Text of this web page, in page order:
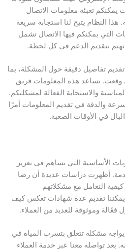
تعبئة معلومات الاتصال
النظام يتيح لنا استجابة سريعة
التي يمكنكم فيها الاتصال تشمل
بتقديم الدعم في كل لحظة.
تفاصيل دقيقة حول المشكلة، بما
وقعت. تساعد هذه المعلومات فريق
والاستجابة الفعالة لمشكلتكم.
والدقة في تقديم المعلومات أمرًا
في الأوقات الصعبة.
الأساسية التي تساهم في تعزيز
أظهرت دراسات عديدة أن رضا
التعامل مع مشكلاتهم
يمكننا تقديم عدة شهادات تعكس كيف
وموثوقة للعديد من العملاء.
يواجه مشكلة تتعلق بتسرب المياه في
بعد تواصله معنا عبر خدمة العملاء